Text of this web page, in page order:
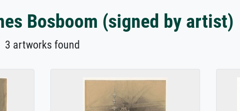
Bosboom (signed by artist)
3 artworks found